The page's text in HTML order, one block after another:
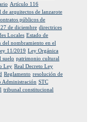
Artículo 116
arquitectos de lanzarote
públicos de
de diciembre directrices
Locales Estado de
del nombramiento en el
11/2019 Ley Orgánica
suelo patrimonio cultural
Ley Real Decreto Ley
Reglamento resolución de
Administración STC
tribunal constitucional